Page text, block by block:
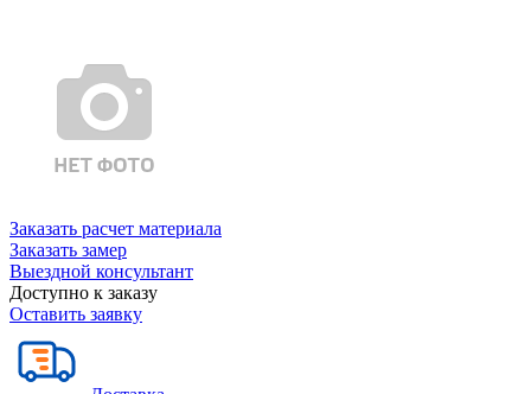
Заказать расчет материала
Заказать замер
Выездной консультант
Доступно к заказу
Оставить заявку